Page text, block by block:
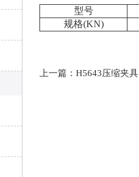
型号
规格(KN)
上一篇： H5643压缩夹具